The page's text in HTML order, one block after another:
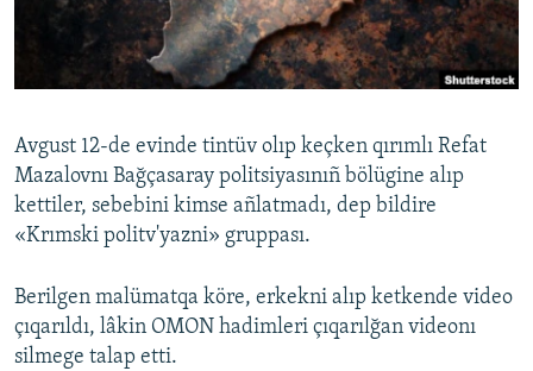
Русский
Українською
RFE/RS bütün saytları
Avgust 12-de evinde tintüv olıp keçken qırımlı Refat
Mazalovnı Bağçasaray politsiyasınıñ bölügine alıp
kettiler, sebebini kimse añlatmadı, dep bildire
«Krımski politv'yazni» gruppası.
Berilgen malümatqa köre, erkekni alıp ketkende video
çıqarıldı, lâkin OMON hadimleri çıqarılğan videonı
silmege talap etti.